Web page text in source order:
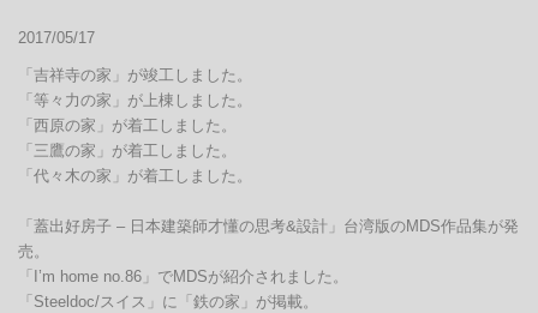
2017/05/17
「吉祥寺の家」が竣工しました。
「等々力の家」が上棟しました。
「西原の家」が着工しました。
「三鷹の家」が着工しました。
「代々木の家」が着工しました。
「蓋出好房子 – 日本建築師才懂の思考&設計」台湾版のMDS作品集が発
売。
「I’m home no.86」でMDSが紹介されました。
「Steeldoc/スイス」に「鉄の家」が掲載。